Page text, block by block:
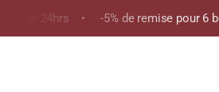
24hrs • -5% de remise pour 6